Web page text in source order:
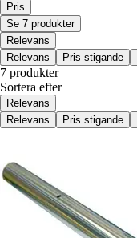
Pris
Se 7 produkter
Relevans
Relevans
Pris stigande
7 produkter
Sortera efter
Relevans
Relevans
Pris stigande